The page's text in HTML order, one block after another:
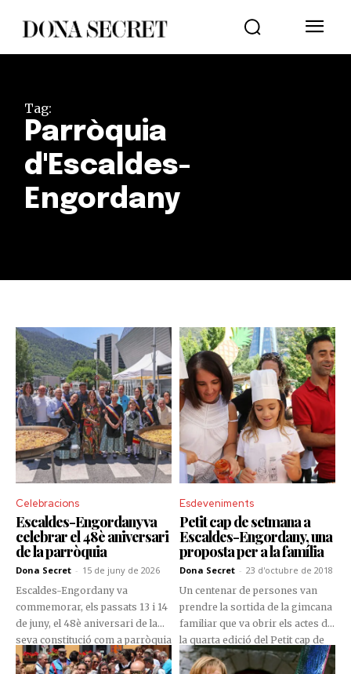
Tag:
Parròquia
d'Escaldes-
Engordany
Celebracions
Escaldes-Engordany va
celebrar el 48è aniversari
de la parròquia
Dona Secret - 15 de juny de 2026
Escaldes-Engordany va
commemorar, els passats 13 i 14
de juny, el 48è aniversari de la
seva constitució com a parròquia
amb una jornada plena
Esdeveniments
Petit cap de setmana a
Escaldes-Engordany, una
proposta per a la família
Dona Secret - 23 d'octubre de 2018
Un centenar de persones van
prendre la sortida de la gimcana
familiar que va obrir els actes de
la quarta edició del Petit cap de
setmana, una proposta adreçada